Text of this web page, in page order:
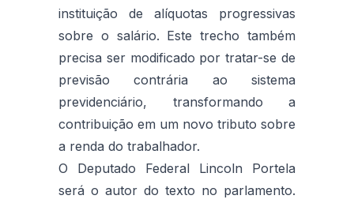
instituição de alíquotas progressivas
sobre o salário. Este trecho também
precisa ser modificado por tratar-se de
previsão contrária ao sistema
previdenciário, transformando a
contribuição em um novo tributo sobre
a renda do trabalhador.
O Deputado Federal Lincoln Portela
será o autor do texto no parlamento.